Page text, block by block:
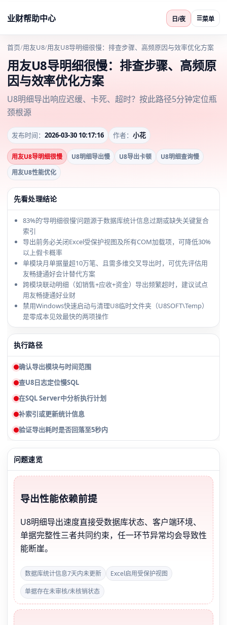
业财帮助中心 日/夜 ☰菜单
首页/用友U8/用友U8导明细很慢：排查步骤、高频原因与效率优化方案
用友U8导明细很慢：排查步骤、高频原
因与效率优化方案
U8明细导出响应迟缓、卡死、超时？按此路径5分钟定位瓶
颈根源
发布时间： 2026-03-30 10:17:16 作者： 小花
用友U8导明细很慢 U8明细导出慢 U8导出卡顿
U8明细查询慢
用友U8性能优化
先看处理结论
83%的‘导明细很慢’问题源于数据库统计信息过期或缺失关键复合
索引
导出前务必关闭Excel受保护视图及所有COM加载项，可降低30%
以上假卡概率
单模块月单据量超10万笔、且需多维交叉导出时，可优先评估用
友畅捷通好会计替代方案
跨模块联动明细（如销售+应收+资金）导出频繁超时，建议试点
用友畅捷通好业财
禁用Windows快速启动与清理U8临时文件夹（U8SOFT\Temp）
是零成本见效最快的两项操作
执行路径
确认导出模块与时间范围
查U8日志定位慢SQL
在SQL Server中分析执行计划
补索引或更新统计信息
验证导出耗时是否回落至5秒内
问题速览
导出性能依赖前提
U8明细导出速度直接受数据库状态、客户端环境、
单据完整性三者共同约束，任一环节异常均会导致性
能断崖。
数据库统计信息7天内未更新 Excel启用受保护视图
单据存在未审核/未核销状态